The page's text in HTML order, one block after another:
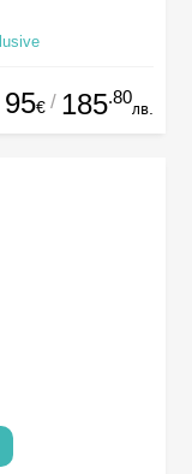
95€ / 185.80
лв.